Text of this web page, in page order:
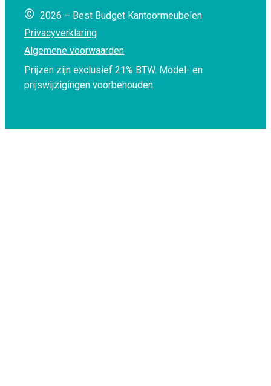
© 2026 – Best Budget Kantoormeubelen
Privacyverklaring
Algemene voorwaarden
Prijzen zijn exclusief 21% BTW. Model- en
prijswijzigingen voorbehouden.